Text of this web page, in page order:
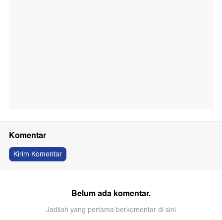
Komentar
Kirim Komentar
Belum ada komentar.
Jadilah yang pertama berkomentar di sini